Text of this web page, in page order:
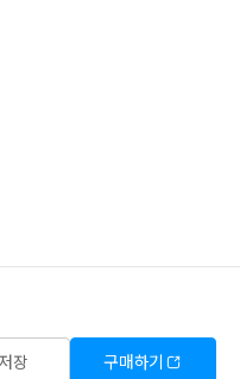
장 구매하기